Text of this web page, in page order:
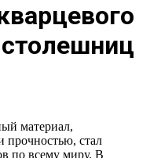
материал,
прочностью, стал
по всему миру. В